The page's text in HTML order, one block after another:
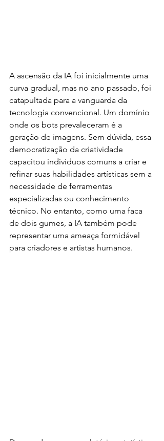
A ascensão da IA foi inicialmente uma
curva gradual, mas no ano passado, foi
catapultada para a vanguarda da
tecnologia convencional. Um domínio
onde os bots prevaleceram é a
geração de imagens. Sem dúvida, essa
democratização da criatividade
capacitou indivíduos comuns a criar e
refinar suas habilidades artísticas sem a
necessidade de ferramentas
especializadas ou conhecimento
técnico. No entanto, como uma faca
de dois gumes, a IA também pode
representar uma ameaça formidável
para criadores e artistas humanos.